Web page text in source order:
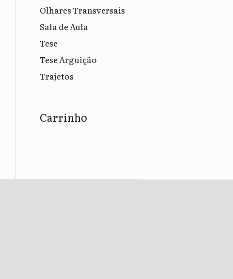
Olhares Transversais
Sala de Aula
Tese
Tese Arguição
Trajetos
Carrinho